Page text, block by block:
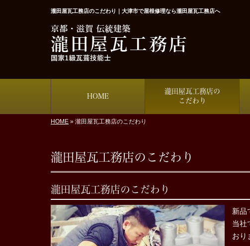
瀧田屋瓦工務店のこだわり｜大津市で屋根修理なら瀧田屋瓦工務店へ
HOME
瀧田屋瓦工務店の
こだわり
HOME » 瀧田屋瓦工務店のこだわり
瀧田屋瓦工務店のこだわり
瀧田屋瓦工務店のこだわり
新品
当社
おり